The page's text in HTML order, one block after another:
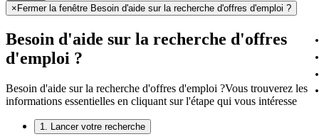
× Fermer la fenêtre Besoin d'aide sur la recherche d'offres d'emploi ?
Besoin d'aide sur la recherche d'offres
d'emploi ?
Besoin d'aide sur la recherche d'offres d'emploi ?Vous trouverez les
informations essentielles en cliquant sur l'étape qui vous intéresse
1. Lancer votre recherche